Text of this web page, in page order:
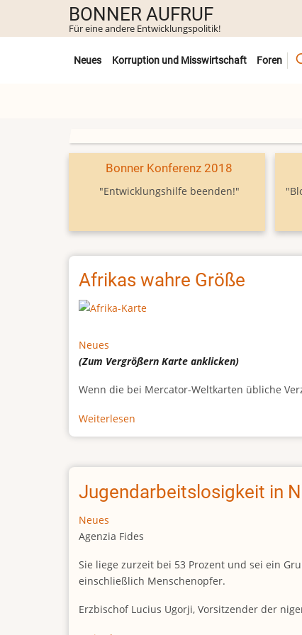
Inhalt
BONNER AUFRUF
Für eine andere Entwicklungspolitik!
Untermenü
Neues Korruption und Misswirtschaft Foren
Bonner Konferenz 2018
"Entwicklungshilfe beenden!"
Afrikas wahre Größe
Neues
(Zum VergrößernKarte anklicken)
Wenn die bei Mercator-Weltkarten übliche
Weiterlesen
Afrikas
Größe
Jugendarbeitslosigkeit in
Neues
Agenzia Fides
Sie liege zurzeit bei 53 Prozent und sei ein
einschließlich Menschenopfer.
Erzbischof Lucius Ugorji, Vorsitzender der